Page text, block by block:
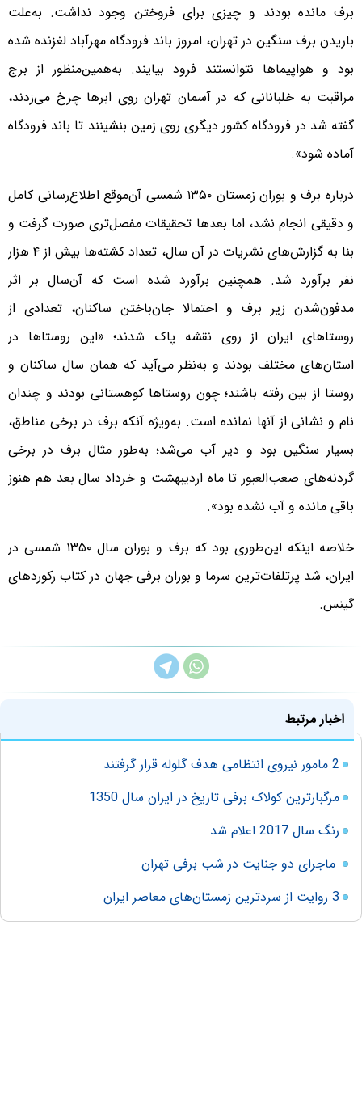
برف مانده بودند و چیزی برای فروختن وجود نداشت. به‌علت
باریدن برف سنگین در تهران، امروز باند فرودگاه مهرآباد لغزنده شده
بود و هواپیماها نتوانستند فرود بیایند. به‌همین‌منظور از برج
مراقبت به خلبانانی که در آسمان تهران روی ابرها چرخ می‌زدند،
گفته شد در فرودگاه کشور دیگری روی زمین بنشینند تا باند فرودگاه
آماده شود».
درباره برف و بوران زمستان ۱۳۵۰ شمسی آن‌موقع اطلاع‌رسانی کامل
و دقیقی انجام نشد، اما بعدها تحقیقات مفصل‌تری صورت گرفت و
بنا به گزارش‌های نشریات در آن سال، تعداد کشته‌ها بیش از ۴ هزار
نفر برآورد شد. همچنین برآورد شده است که آن‌سال بر اثر
مدفون‌شدن زیر برف و احتمالا جان‌باختن ساکنان، تعدادی از
روستاهای ایران از روی نقشه پاک شدند؛ «این روستاها در
استان‌های مختلف بودند و به‌نظر می‌آید که همان ‌سال ساکنان و
روستا از بین رفته باشند؛ چون روستاها کوهستانی بودند و چندان
نام و نشانی از آنها نمانده است. به‌ویژه آنکه برف در برخی مناطق،
بسیار سنگین بود و دیر آب می‌شد؛ به‌طور مثال برف در برخی
گردنه‌های صعب‌العبور تا ماه اردیبهشت و خرداد سال بعد هم هنوز
باقی مانده و آب نشده بود».
خلاصه اینکه این‌طوری بود که برف و بوران سال ۱۳۵۰ شمسی در
ایران، شد پرتلفات‌ترین سرما و بوران برفی جهان در کتاب رکوردهای
گینس.
اخبار مرتبط
2 مامور نیروی انتظامی هدف گلوله قرار گرفتند
مرگبارترین کولاک برفی تاریخ در ایران سال 1350
رنگ سال 2017 اعلام شد
ماجرای دو جنایت در شب برفی تهران
3 روایت از سردترین زمستان‌های معاصر ایران